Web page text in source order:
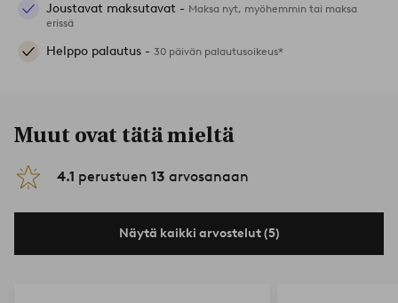
Joustavat maksutavat - Maksa nyt, myöhemmin tai maksa
erissä
Helppo palautus - 30 päivän palautusoikeus*
Muut ovat tätä mieltä
4.1 perustuen 13 arvosanaan
Näytä kaikki arvostelut (5)